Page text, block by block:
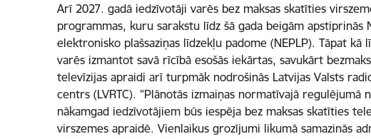
Arī 2027. gadā iedzīvotāji varēs bez maksas skatīties
programmas, kuru sarakstu līdz šā gada beigām apstiprinās
elektronisko plašsaziņas līdzekļu padome (NEPLP). Tāpat kā
varēs izmantot savā rīcībā esošās iekārtas, savukārt
televīzijas apraidi arī turpmāk nodrošinās Latvijas Valsts
centrs (LVRTC). "Plānotās izmaiņas normatīvajā regulējumā
nākamgad iedzīvotājiem būs iespēja bez maksas skatīties
virszemes apraidē. Vienlaikus grozījumi likumā samazinās